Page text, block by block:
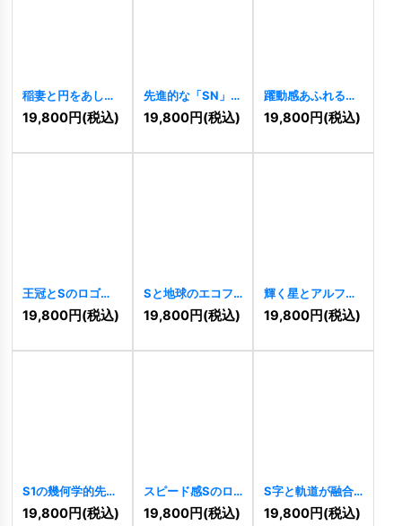
稲妻と円をあしら
った力強いSのロ
ゴ [ 11462 ]
19,800円(税込)
先進的な「SN」の
スタイリッシュな
ロゴ 11459]
19,800円(税込)
躍動感あふれる曲
線が描く「S」の
ロゴ 11452]
19,800円(税込)
王冠とSのロゴ
[11424]
19,800円(税込)
Sと地球のエコフ
レンドリーロゴ
11390 ]
19,800円(税込)
輝く星とアルファ
ベット「S」のス
タイリッシュなロ
19,800円(税込)
S1の幾何学的先進
的成長ロゴ
11324 ]
19,800円(税込)
スピード感Sのロ
ゴ[ 11515]
19,800円(税込)
S字と軌道が融合
した躍動のグロー
バルロゴ 11318]
19,800円(税込)